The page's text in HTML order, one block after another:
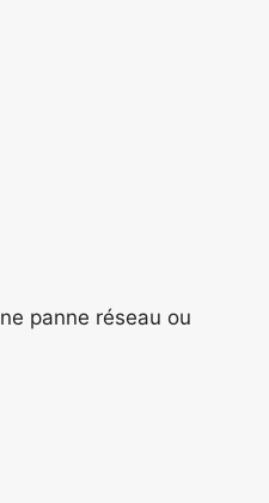
panne réseau ou